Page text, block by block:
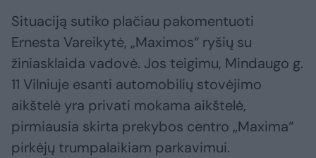
Situaciją sutiko plačiau pakomentuoti
Ernesta Vareikytė, „Maximos“ ryšių su
žiniasklaida vadovė. Jos teigimu, Mindaugo g.
11 Vilniuje esanti automobilių stovėjimo
aikštelė yra privati mokama aikštelė,
pirmiausia skirta prekybos centro „Maxima“
pirkėjų trumpalaikiam parkavimui.